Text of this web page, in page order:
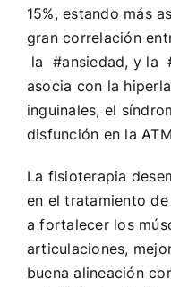
15%, estando más
gran correlación
la#ansiedad, y la
asocia con la
inguinales, el
disfunción en la
La fisioterapia
en el tratamiento
a fortalecer los
articulaciones,
buena alineación